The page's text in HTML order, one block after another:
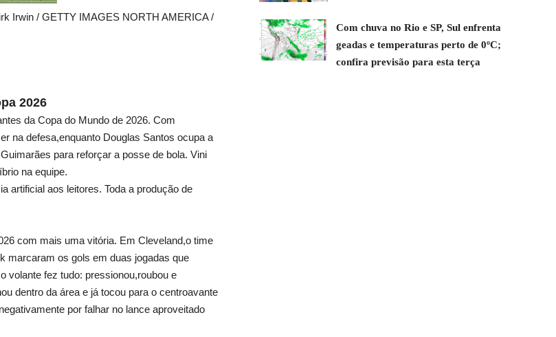
Irwin / GETTY IMAGES NORTH AMERICA /
2026
da Copa do Mundo de 2026. Com
na defesa,enquanto Douglas Santos ocupa a
para reforçar a posse de bola. Vini
na equipe.
artificial aos leitores. Toda a produção de
com mais uma vitória. Em Cleveland,o time
marcaram os gols em duas jogadas que
volante fez tudo: pressionou,roubou e
dentro da área e já tocou para o centroavante
por falhar no lance aproveitado
Com chuva no Rio e SP, Sul enfrenta
geadas e temperaturas perto de 0ºC;
confira previsão para esta terça